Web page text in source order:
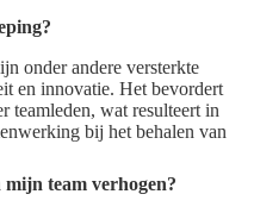
onder andere versterkte
en innovatie. Het bevordert
teamleden, wat resulteert in
bij het behalen van
team verhogen?